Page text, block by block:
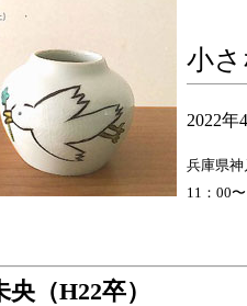
小
2022年
兵庫県神
11：00
（H22卒）